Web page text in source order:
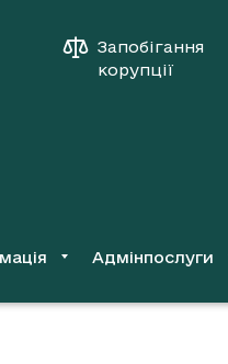
Запобігання
корупції
Адмінпослуги